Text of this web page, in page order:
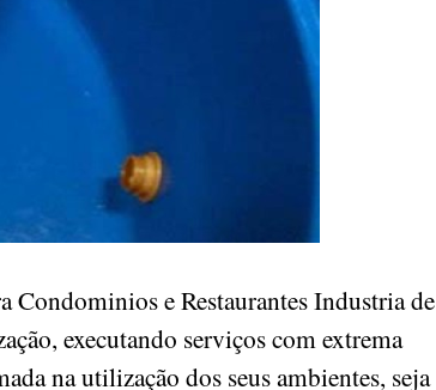
Condominios e Restaurantes Industria de
executando serviços com extrema
na utilização dos seus ambientes, seja